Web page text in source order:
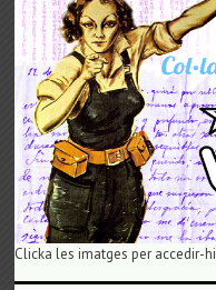
Clicka les imatges per accedir-hi